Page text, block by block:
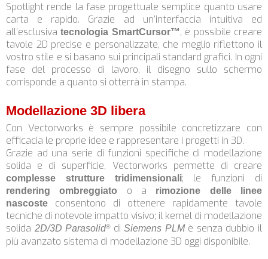
Spotlight rende la fase progettuale semplice quanto usare
carta e rapido. Grazie ad un’interfaccia intuitiva ed
all’esclusivatecnologia SmartCursor™, è possibile creare
tavole 2D precise e personalizzate, che meglio riflettono il
vostro stile e si basano sui principali standard grafici. In ogni
fase del processo di lavoro, il disegno sullo schermo
corrisponde a quanto si otterrà in stampa.
Modellazione 3D libera
Con Vectorworks è sempre possibile concretizzare con
efficacia le proprie idee e rappresentare i progetti in 3D.
Grazie ad una serie di funzioni specifiche di modellazione
solida e di superficie, Vectorworks permette di creare
complesse strutture tridimensionali; le funzioni di
rendering ombreggiato o a
rimozione delle linee
nascoste
consentono di ottenere rapidamente tavole
tecniche di notevole impatto visivo; il kernel di modellazione
solida 2D/3D Parasolid®diSiemens PLMè senza dubbio il
più avanzato sistema di modellazione 3D oggi disponibile.